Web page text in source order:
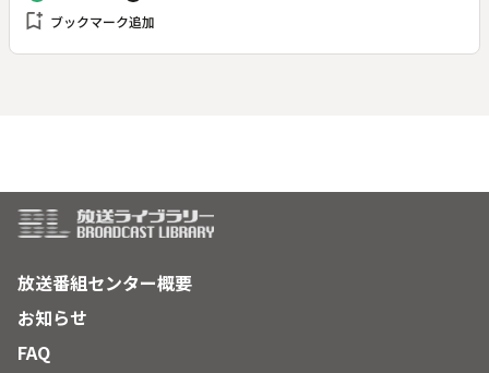
身の世界を解説する。
bookmark_add ブックマーク追加
放送番組センター概要
お知らせ
FAQ